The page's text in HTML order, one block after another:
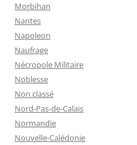
Morbihan
Nantes
Napoleon
Naufrage
Nécropole Militaire
Noblesse
Non classé
Nord-Pas-de-Calais
Normandie
Nouvelle-Calédonie